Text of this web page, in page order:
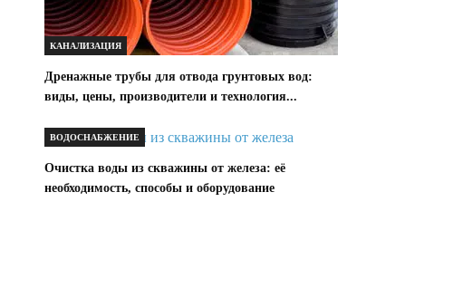
КАНАЛИЗАЦИЯ
Дренажные трубы для отвода грунтовых вод:
виды, цены, производители и технология...
ВОДОСНАБЖЕНИЕ
Очистка воды из скважины от железа: её
необходимость, способы и оборудование